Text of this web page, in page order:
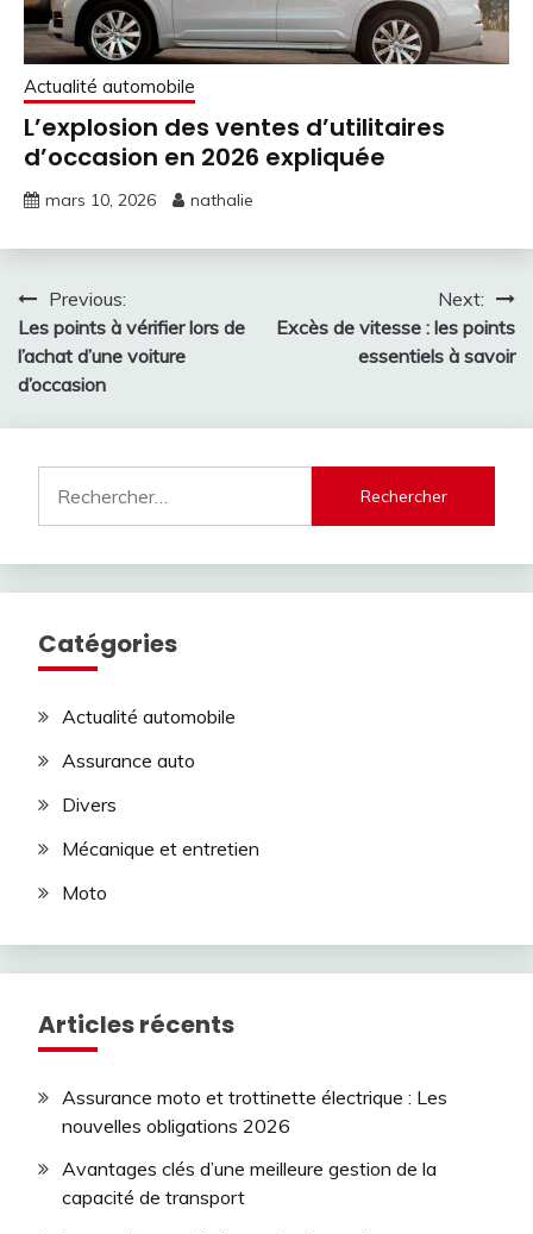
Actualité automobile
L’explosion des ventes d’utilitaires
d’occasion en 2026 expliquée
mars 10, 2026 nathalie
Navigation
de
l’article
Previous:
Les points à vérifier lors de
l’achat d’une voiture
d’occasion
Next:
Excès de vitesse : les points
essentiels à savoir
Catégories
Actualité automobile
Assurance auto
Divers
Mécanique et entretien
Moto
Articles récents
Assurance moto et trottinette électrique : Les
nouvelles obligations 2026
Avantages clés d’une meilleure gestion de la
capacité de transport